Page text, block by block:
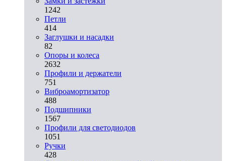
1242
Петли
414
Заглушки и насадки
82
Опоры и колеса
2632
Профили и держатели
751
Виброамортизатор
488
Подшипники
1567
Профили для светодиодов
1051
Ручки
428